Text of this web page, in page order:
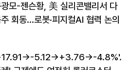
모-젠슨황, 美 실리콘밸리서 다
회동…로봇·피지컬AI 협력 논의
5.12→+3.76→-4.8%'…'